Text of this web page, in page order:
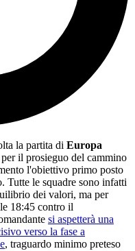
la partita di Europa
il prosieguo del cammino
l'obiettivo primo posto
Tutte le squadre sono infatti
dei valori, ma per
18:45 contro il
si aspetterà una
verso la fase a
, traguardo minimo preteso